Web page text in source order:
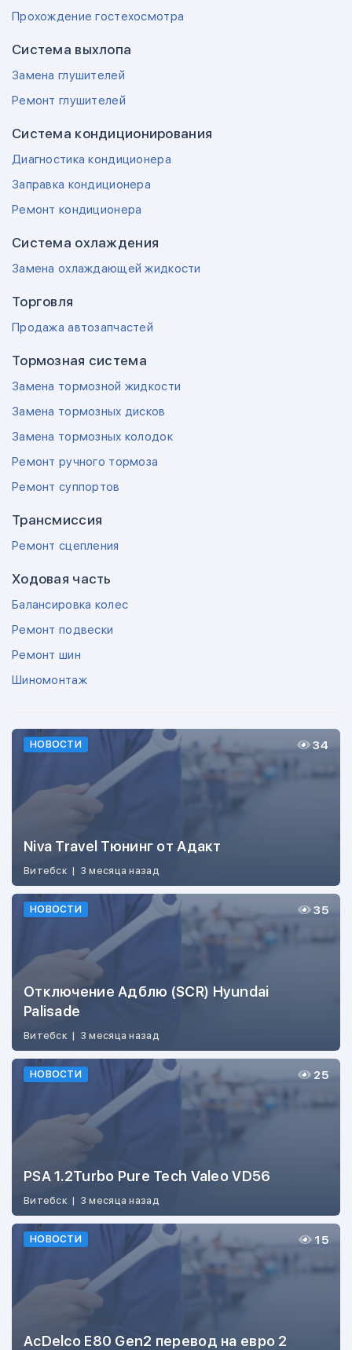
Прохождение гостехосмотра
Система выхлопа
Замена глушителей
Ремонт глушителей
Система кондиционирования
Диагностика кондиционера
Заправка кондиционера
Ремонт кондиционера
Система охлаждения
Замена охлаждающей жидкости
Торговля
Продажа автозапчастей
Тормозная система
Замена тормозной жидкости
Замена тормозных дисков
Замена тормозных колодок
Ремонт ручного тормоза
Ремонт суппортов
Трансмиссия
Ремонт сцепления
Ходовая часть
Балансировка колес
Ремонт подвески
Ремонт шин
Шиномонтаж
НОВОСТИ
Niva Travel Тюнинг от Адакт
Витебск | 3 месяца назад
34
НОВОСТИ
Отключение Адблю (SCR) Hyundai
Palisade
Витебск | 3 месяца назад
35
НОВОСТИ
PSA 1.2Turbo Pure Tech Valeo VD56
Витебск | 3 месяца назад
25
НОВОСТИ
AcDelco E80 Gen2 перевод на евро 2
15